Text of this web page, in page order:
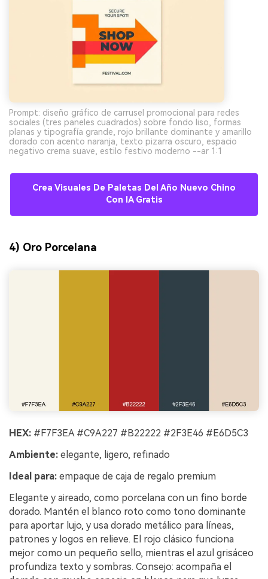
Prompt: diseño gráfico de carrusel promocional para redes
sociales (tres paneles cuadrados) sobre fondo liso, formas
planas y tipografía grande, rojo brillante dominante y amarillo
dorado con acento naranja, texto pizarra oscuro, espacio
negativo crema suave, estilo festivo moderno --ar 1:1
Crea Visuales De Paletas Del Año Nuevo Chino
Con IA Gratis
4) Oro Porcelana
HEX: #F7F3EA #C9A227 #B22222 #2F3E46 #E6D5C3
Ambiente: elegante, ligero, refinado
Ideal para: empaque de caja de regalo premium
Elegante y aireado, como porcelana con un fino borde
dorado. Mantén el blanco roto como tono dominante
para aportar lujo, y usa dorado metálico para líneas,
patrones y logos en relieve. El rojo clásico funciona
mejor como un pequeño sello, mientras el azul grisáceo
profundiza texto y sombras. Consejo: acompaña el